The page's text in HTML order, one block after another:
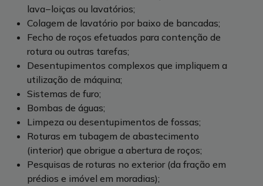
lava−loiças ou lavatórios;
Colagem de lavatório por baixo de bancadas;
Fecho de roços efetuados para contenção de
rotura ou outras tarefas;
Desentupimentos complexos que impliquem a
utilização de máquina;
Sistemas de furo;
Bombas de águas;
Limpeza ou desentupimentos de fossas;
Roturas em tubagem de abastecimento
(interior) que obrigue a abertura de roços;
Pesquisas de roturas no exterior (da fração em
prédios e imóvel em moradias);